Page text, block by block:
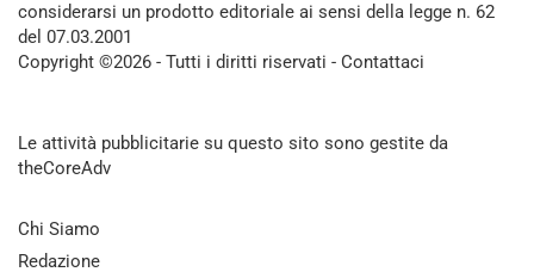
considerarsi un prodotto editoriale ai sensi della legge n. 62
del 07.03.2001
Copyright ©2026 - Tutti i diritti riservati - Contattaci
Le attività pubblicitarie su questo sito sono gestite da
theCoreAdv
Chi Siamo
Redazione